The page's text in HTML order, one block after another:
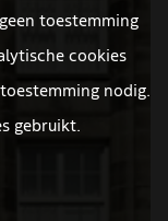
toestemming
cookies
nodig.
gebruikt.